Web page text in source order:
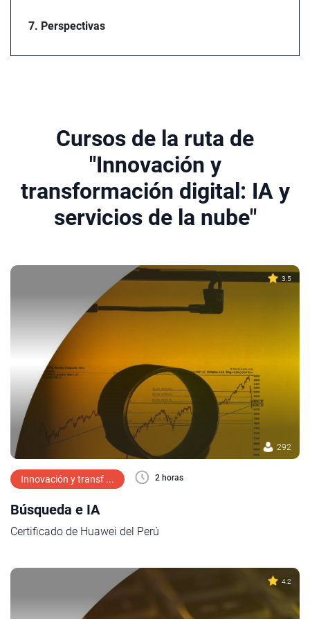
7. Perspectivas
Cursos de la ruta de
"Innovación y
transformación digital: IA y
servicios de la nube"
3.5
292
Innovación y transf ... 2 horas
Búsqueda e IA
Certificado de Huawei del Perú
4.2